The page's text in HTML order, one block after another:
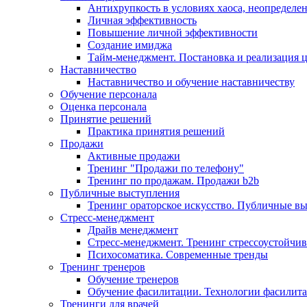
Антихрупкость в условиях хаоса,
Личная эффективность
Повышение личной эффективности
Создание имиджа
Тайм-менеджмент. Постановка и реализация
Наставничество
Наставничество и обучение наставничеству
Обучение персонала
Оценка персонала
Принятие решений
Практика принятия решений
Продажи
Активные продажи
Тренинг "Продажи по телефону"
Тренинг по продажам. Продажи b2b
Публичные выступления
Тренинг ораторское искусство. Публичные
Стресс-менеджмент
Драйв менеджмент
Стресс-менеджмент. Тренинг
Психосоматика. Современные тренды
Тренинг тренеров
Обучение тренеров
Обучение фасилитации. Технологии
Тренинги для врачей